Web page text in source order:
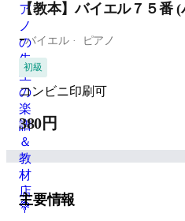
【教本】バイエル７５番
-バイエル ピアノ
初級
コンビニ印刷可
380円
主要情報